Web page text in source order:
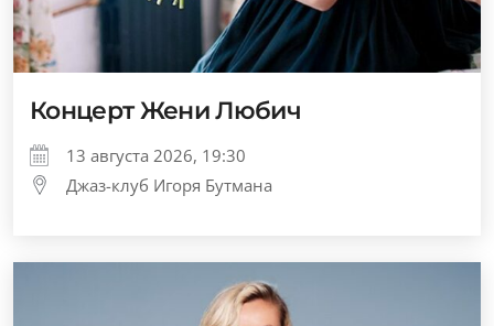
Концерт Жени Любич
13 августа 2026, 19:30
Джаз-клуб Игоря Бутмана